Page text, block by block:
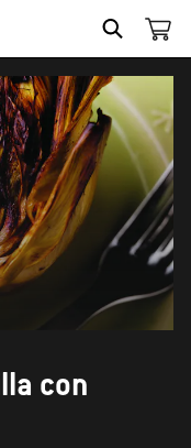
SEARCH
con